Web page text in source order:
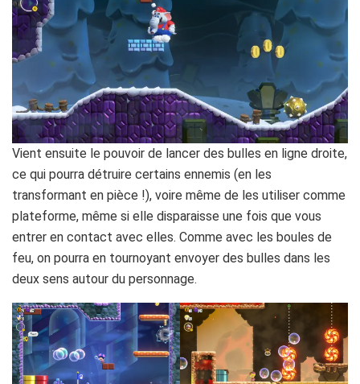
Vient ensuite le pouvoir de lancer des bulles en ligne droite,
ce qui pourra détruire certains ennemis (en les
transformant en pièce !), voire même de les utiliser comme
plateforme, même si elle disparaisse une fois que vous
entrer en contact avec elles. Comme avec les boules de
feu, on pourra en tournoyant envoyer des bulles dans les
deux sens autour du personnage.